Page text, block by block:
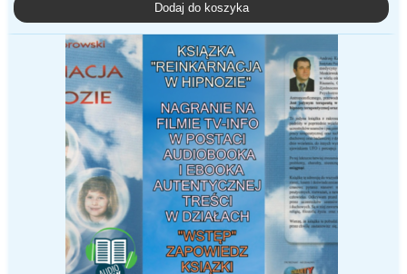
Dodaj do koszyka